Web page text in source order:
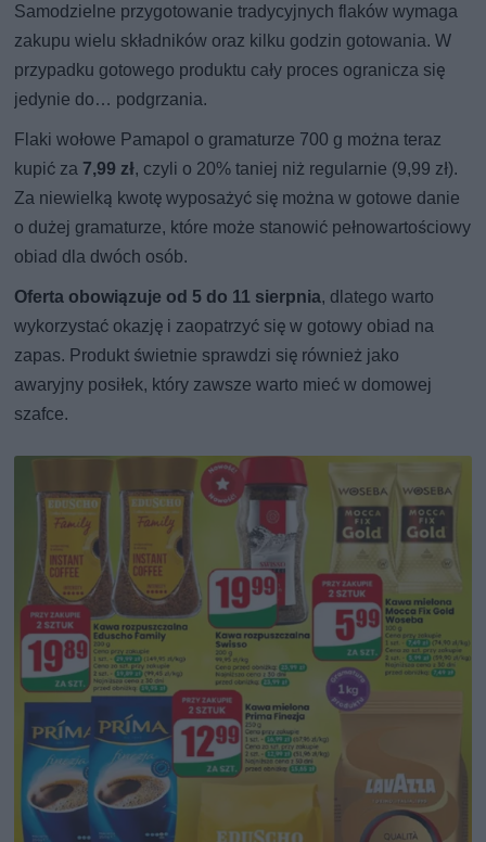
Samodzielne przygotowanie tradycyjnych flaków wymaga
zakupu wielu składników oraz kilku godzin gotowania. W
przypadku gotowego produktu cały proces ogranicza się
jedynie do… podgrzania.
Flaki wołowe Pamapol o gramaturze 700 g można teraz
kupić za 7,99 zł, czyli o 20% taniej niż regularnie (9,99 zł).
Za niewielką kwotę wyposażyć się można w gotowe danie
o dużej gramaturze, które może stanowić pełnowartościowy
obiad dla dwóch osób.
Oferta obowiązuje od 5 do 11 sierpnia, dlatego warto
wykorzystać okazję i zaopatrzyć się w gotowy obiad na
zapas. Produkt świetnie sprawdzi się również jako
awaryjny posiłek, który zawsze warto mieć w domowej
szafce.